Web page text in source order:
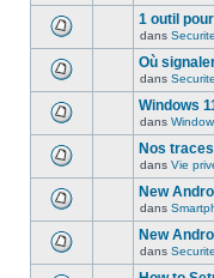
1 outil
dans Securite
Où
dans Securite
Windows
dans
Nos
dans Vie
New
dans
New
dans Securite